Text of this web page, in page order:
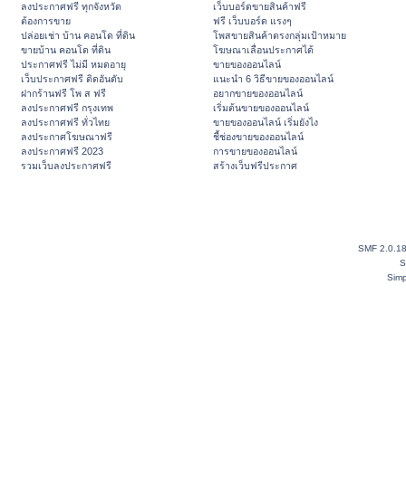
ลงประกาศฟรี ทุกจังหวัด
ต้องการขาย
ปล่อยเช่า บ้าน คอนโด ที่ดิน
ขายบ้าน คอนโด ที่ดิน
ประกาศฟรี ไม่มี หมดอายุ
เว็บประกาศฟรี ติดอันดับ
ฝากร้านฟรี โพ ส ฟรี
ลงประกาศฟรี กรุงเทพ
ลงประกาศฟรี ทั่วไทย
ลงประกาศโฆษณาฟรี
ลงประกาศฟรี 2023
รวมเว็บลงประกาศฟรี
เว็บบอร์ดขายสินค้าฟรี
ฟรี เว็บบอร์ด แรงๆ
โพสขายสินค้าตรงกลุ่มเป้าหมาย
โฆษณาเลื่อนประกาศได้
ขายของออนไลน์
แนะนำ 6 วิธีขายของออนไลน์
อยากขายของออนไลน์
เริ่มต้นขายของออนไลน์
ขายของออนไลน์ เริ่มยังไง
ชี้ช่องขายของออนไลน์
การขายของออนไลน์
สร้างเว็บฟรีประกาศ
SMF 2.0.18